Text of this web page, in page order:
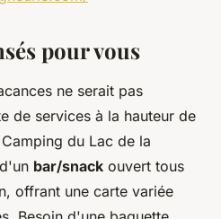
pour vous
ne serait pas
de services à la hauteur de
du Lac de la
bar/snack ouvert tous
offrant une carte variée